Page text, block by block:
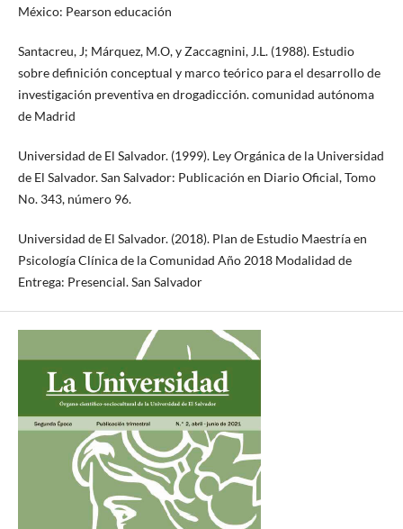
México: Pearson educación
Santacreu, J; Márquez, M.O, y Zaccagnini, J.L. (1988). Estudio
sobre definición conceptual y marco teórico para el desarrollo de
investigación preventiva en drogadicción. comunidad autónoma
de Madrid
Universidad de El Salvador. (1999). Ley Orgánica de la Universidad
de El Salvador. San Salvador: Publicación en Diario Oficial, Tomo
No. 343, número 96.
Universidad de El Salvador. (2018). Plan de Estudio Maestría en
Psicología Clínica de la Comunidad Año 2018 Modalidad de
Entrega: Presencial. San Salvador